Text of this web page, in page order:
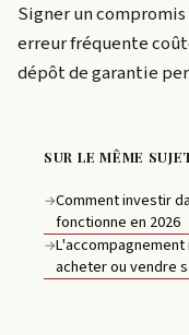
Signer un
erreur fréquente
dépôt de garantie
SUR LE MÊME
→Comment investir
fonctionne en 2026
→
acheter ou vendre